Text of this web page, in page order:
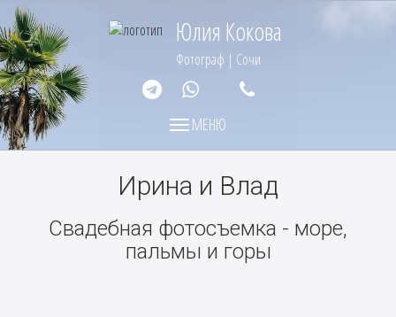
Юлия Кокова
Фотограф | Сочи
МЕНЮМЕНЮ
Ирина и Влад
Свадебная фотосъемка - море,
пальмы и горы